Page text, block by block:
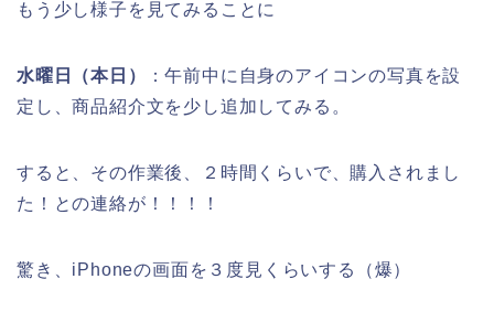
もう少し様子を見てみることに
水曜日（本日）
：午前中に自身のアイコンの写真を設
定し、商品紹介文を少し追加してみる。
すると、その作業後、２時間くらいで、購入されまし
た！との連絡が！！！！
驚き、iPhoneの画面を３度見くらいする（爆）